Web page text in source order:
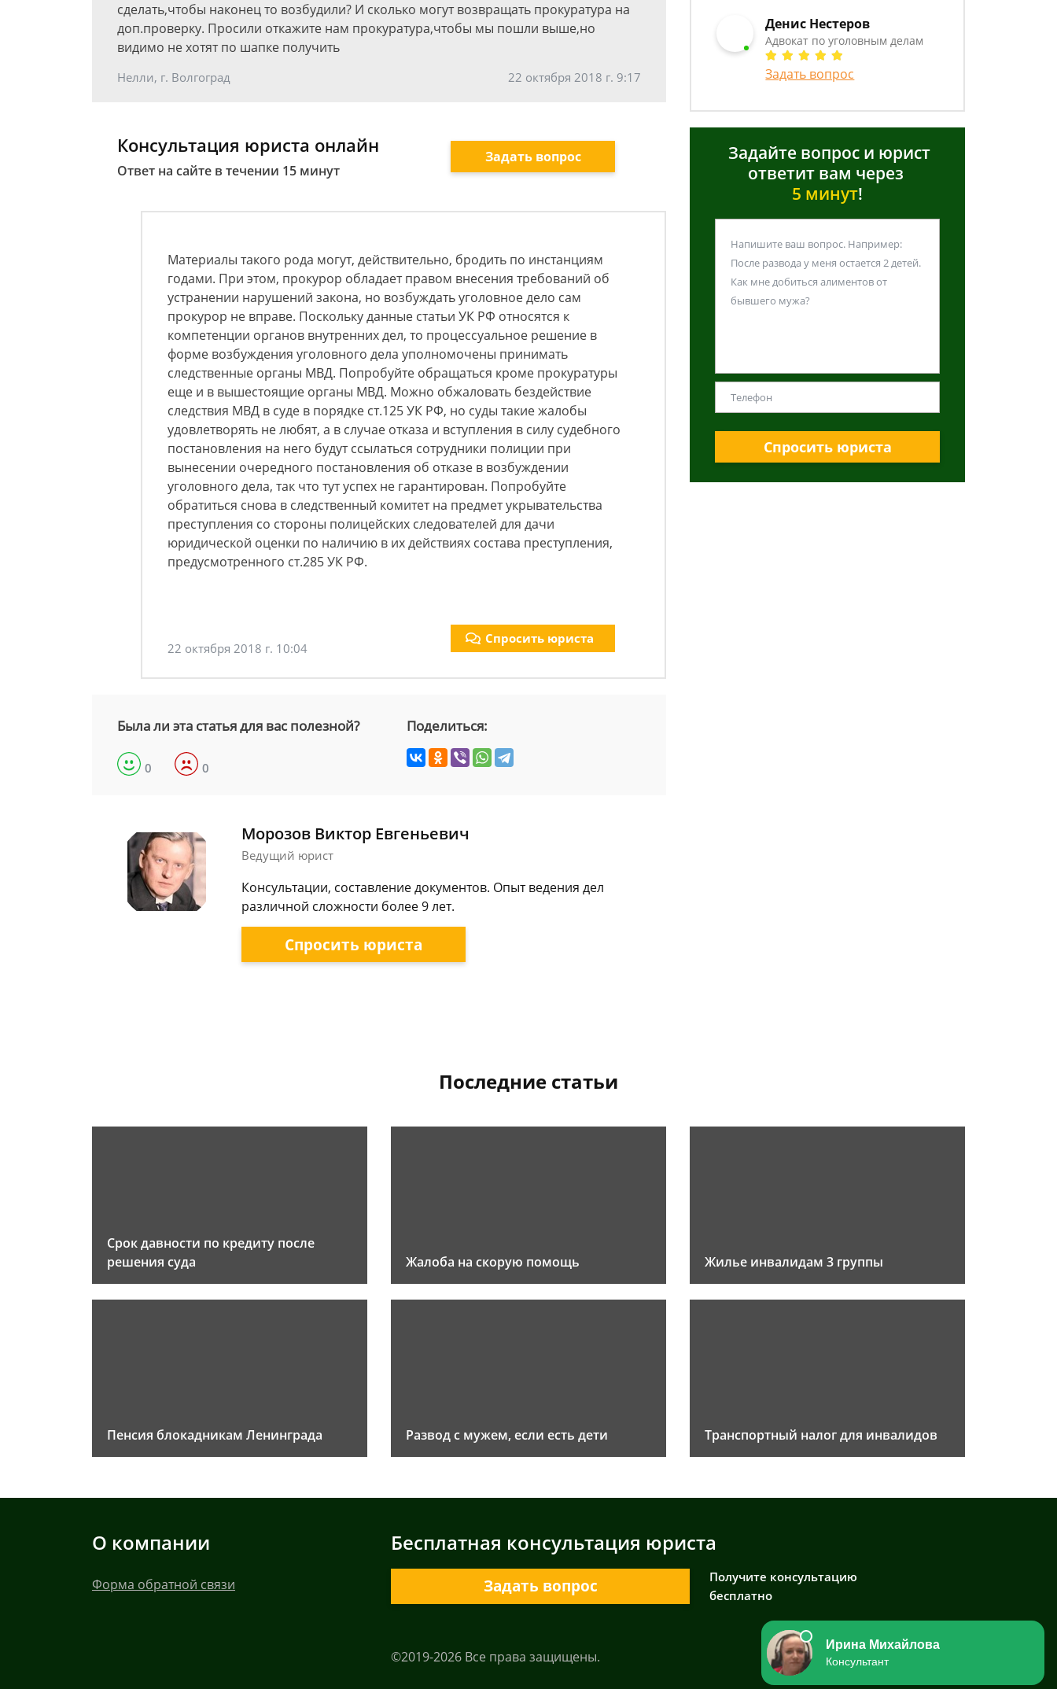
сделать,чтобы наконец то возбудили? И сколько могут возвращать прокуратура на
доп.проверку. Просили откажите нам прокуратура,чтобы мы пошли выше,но
видимо не хотят по шапке получить
Нелли, г. Волгоград 22 октября 2018 г. 9:17
Консультация юриста онлайн
Ответ на сайте в течении 15 минут
Задать вопрос
Материалы такого рода могут, действительно, бродить по инстанциям
годами. При этом, прокурор обладает правом внесения требований об
устранении нарушений закона, но возбуждать уголовное дело сам
прокурор не вправе. Поскольку данные статьи УК РФ относятся к
компетенции органов внутренних дел, то процессуальное решение в
форме возбуждения уголовного дела уполномочены принимать
следственные органы МВД. Попробуйте обращаться кроме прокуратуры
еще и в вышестоящие органы МВД. Можно обжаловать бездействие
следствия МВД в суде в порядке ст.125 УК РФ, но суды такие жалобы
удовлетворять не любят, а в случае отказа и вступления в силу судебного
постановления на него будут ссылаться сотрудники полиции при
вынесении очередного постановления об отказе в возбуждении
уголовного дела, так что тут успех не гарантирован. Попробуйте
обратиться снова в следственный комитет на предмет укрывательства
преступления со стороны полицейских следователей для дачи
юридической оценки по наличию в их действиях состава преступления,
предусмотренного ст.285 УК РФ.
22 октября 2018 г. 10:04
Спросить юриста
Была ли эта статья для вас полезной?
0 0
Поделиться:
Морозов Виктор Евгеньевич
Ведущий юрист
Консультации, составление документов. Опыт ведения дел
различной сложности более 9 лет.
Спросить юриста
Денис Нестеров
Адвокат по уголовным делам
Задать вопрос
Задайте вопрос и юрист
ответит вам через
5 минут!
Спросить юриста
Последние статьи
Срок давности по кредиту после
решения суда
Жалоба на скорую помощь Жилье инвалидам 3 группы
Пенсия блокадникам Ленинграда Развод с мужем, если есть дети Транспортный налог для инвалидов
О компании
Форма обратной связи
Бесплатная консультация юриста
Задать вопрос
Получите консультацию
бесплатно
©2019-2026 Все права защищены.